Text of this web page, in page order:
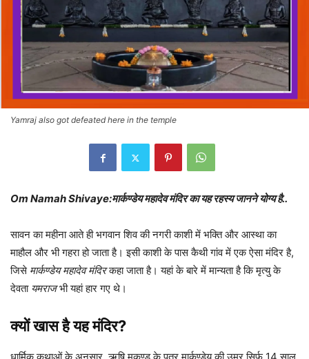
Yamraj also got defeated here in the temple
Om Namah Shivaye:मार्कण्डेय महादेव मंदिर का यह रहस्य जानने योग्य है..
सावन का महीना आते ही भगवान शिव की नगरी काशी में भक्ति और आस्था का
माहौल और भी गहरा हो जाता है। इसी काशी के पास कैथी गांव में एक ऐसा मंदिर है,
जिसे मार्कण्डेय महादेव मंदिरकहा जाता है। यहां के बारे में मान्यता है कि मृत्यु के
देवता यमराजभी यहां हार गए थे।
क्यों खास है यह मंदिर?